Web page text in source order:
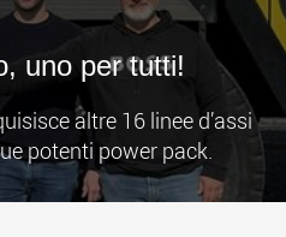
uno per tutti!
altre 16 linee d’assi
potenti power pack.